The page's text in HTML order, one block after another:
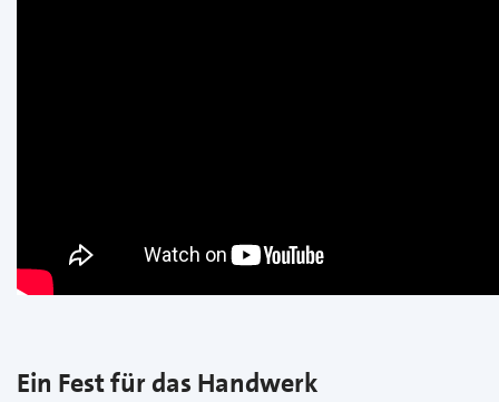
Ein Fest für das Handwerk